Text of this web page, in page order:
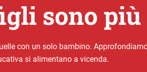
sono
con un solo bambino.
si alimentano a vicenda.